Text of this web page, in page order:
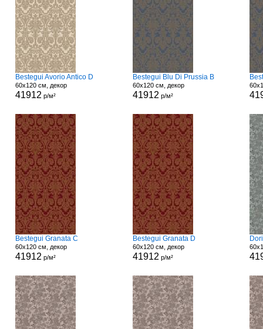
Bestegui Avorio Antico D
60x120 см, декор
41912 р/м²
Bestegui Blu Di Prussia B
60x120 см, декор
41912 р/м²
Bestegui Granata C
60x120 см, декор
41912 р/м²
Bestegui Granata D
60x120 см, декор
41912 р/м²